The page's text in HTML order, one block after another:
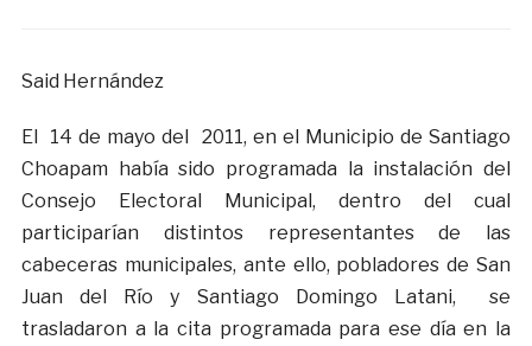
Said Hernández
El 14 de mayo del 2011, en el Municipio de Santiago
Choapam había sido programada la instalación del
Consejo Electoral Municipal, dentro del cual
participarían distintos representantes de las
cabeceras municipales, ante ello, pobladores de San
Juan del Río y Santiago Domingo Latani, se
trasladaron a la cita programada para ese día en la